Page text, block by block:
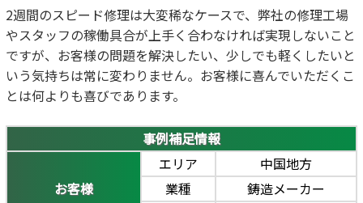
2週間のスピード修理は大変稀なケースで、弊社の修理工場
やスタッフの稼働具合が上手く合わなければ実現しないこと
ですが、お客様の問題を解決したい、少しでも軽くしたいと
いう気持ちは常に変わりません。お客様に喜んでいただくこ
とは何よりも喜びであります。
事例補足情報
お客様
エリア
中国地方
業種
鋳造メーカー